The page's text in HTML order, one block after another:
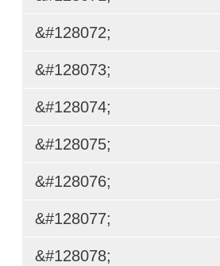
&#128072;
&#128073;
&#128074;
&#128075;
&#128076;
&#128077;
&#128078;